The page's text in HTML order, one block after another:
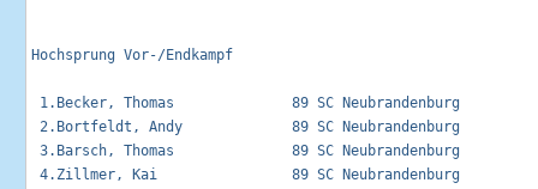
Hochsprung Vor-/Endkampf
1.Becker, Thomas              89 SC Neubrandenburg
2.Bortfeldt, Andy             89 SC Neubrandenburg
3.Barsch, Thomas              89 SC Neubrandenburg
4.Zillmer, Kai                89 SC Neubrandenburg